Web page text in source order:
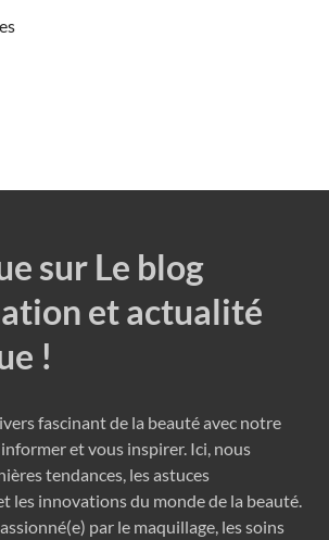
sur Le blog
et actualité
!
fascinant de la beauté avec notre
et vous inspirer. Ici, nous
tendances, les astuces
les innovations du monde de la beauté.
par le maquillage, les soins